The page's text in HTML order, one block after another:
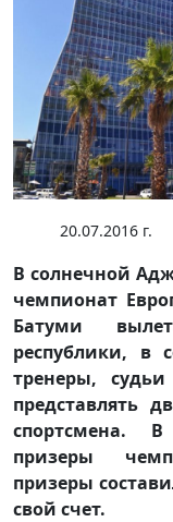
20.07.2016 г.
В солнечной
чемпионат
Батуми
республики, в
тренеры,
представлять
спортсмена.
призеры
призеры
свой счет.